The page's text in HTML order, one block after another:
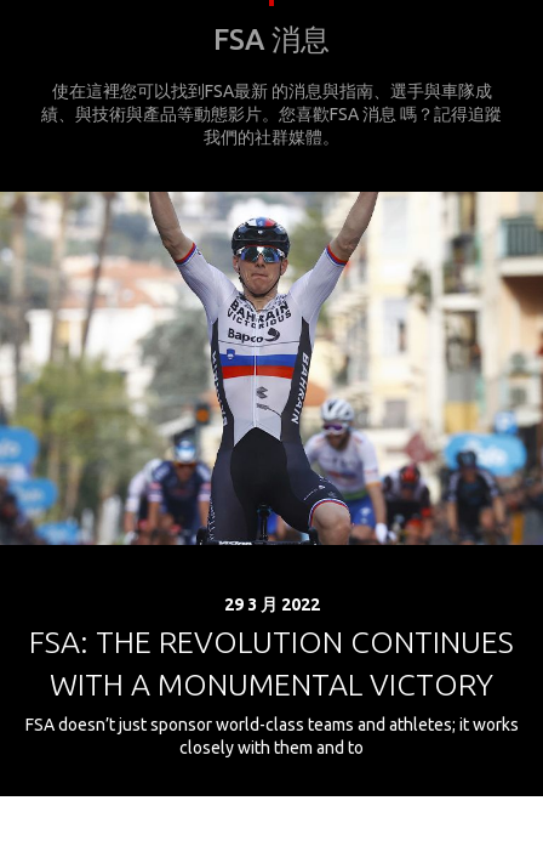
FSA 消息
使在這裡您可以找到FSA最新 的消息與指南、選手與車隊成
績、與技術與產品等動態影片。您喜歡FSA 消息 嗎？記得追蹤
我們的社群媒體。
29 3 月 2022
FSA: THE REVOLUTION CONTINUES
WITH A MONUMENTAL VICTORY
FSA doesn’t just sponsor world-class teams and athletes; it works
closely with them and to